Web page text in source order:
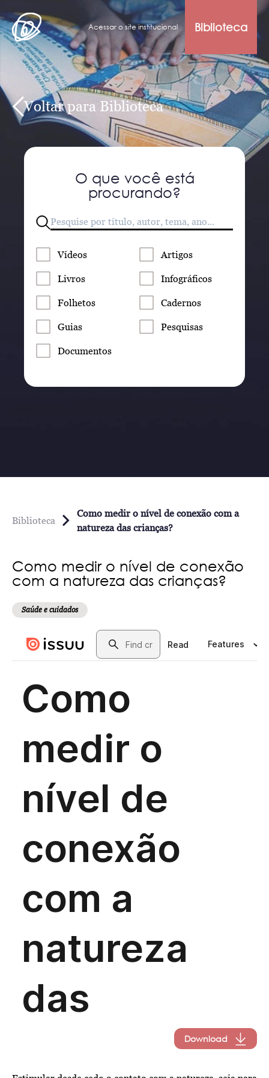
Acessar o site institucional Biblioteca
Voltar para Biblioteca
O que você está
procurando?
Vídeos Artigos
Livros Infográficos
Folhetos Cadernos
Guias Pesquisas
Documentos
Biblioteca
Como medir o nível de conexão com a
natureza das crianças?
Como medir o nível de conexão
com a natureza das crianças?
Saúde e cuidados
Download